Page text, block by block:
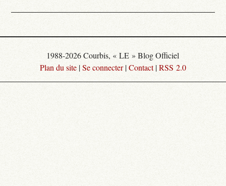
1988-2026 Courbis, « LE » Blog Officiel
Plan du site |Se connecter|Contact|RSS 2.0